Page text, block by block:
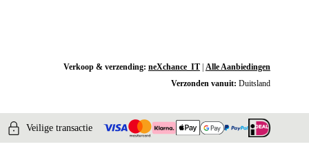
Verkoop & verzending: neXchance_IT| Alle Aanbiedingen
Verzonden vanuit: Duitsland
Veilige transactie